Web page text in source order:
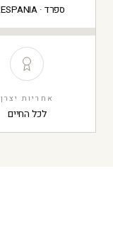
ספרד · GRESPANIA
אחריות יצרן
לכל החיים